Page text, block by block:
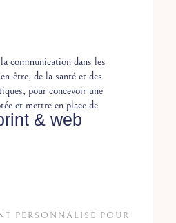
la communication dans les
être, de la santé et des
pour concevoir une
et mettre en place de
& web
PERSONNALISÉ POUR